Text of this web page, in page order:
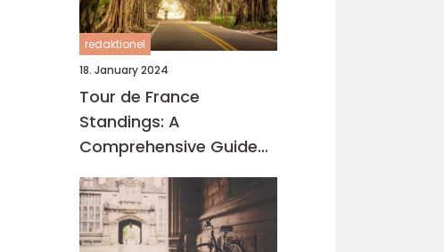
redaktionel
18. January 2024
Tour de France
Standings: A
Comprehensive Guide
for Cycling Enthusiasts